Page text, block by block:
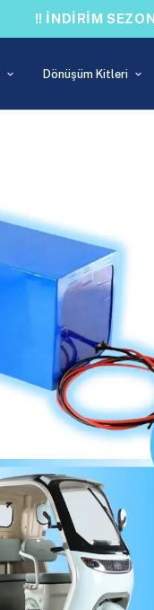
!! İNDİRİM
Dönüşüm Kitleri